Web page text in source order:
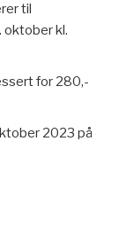
til
oktober kl.
for 280,-
2023 på